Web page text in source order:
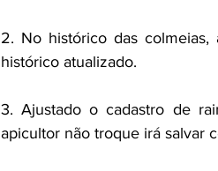
2. No histórico das
histórico atualizado.
3. Ajustado o cadastro de
apicultor não troque irá salvar